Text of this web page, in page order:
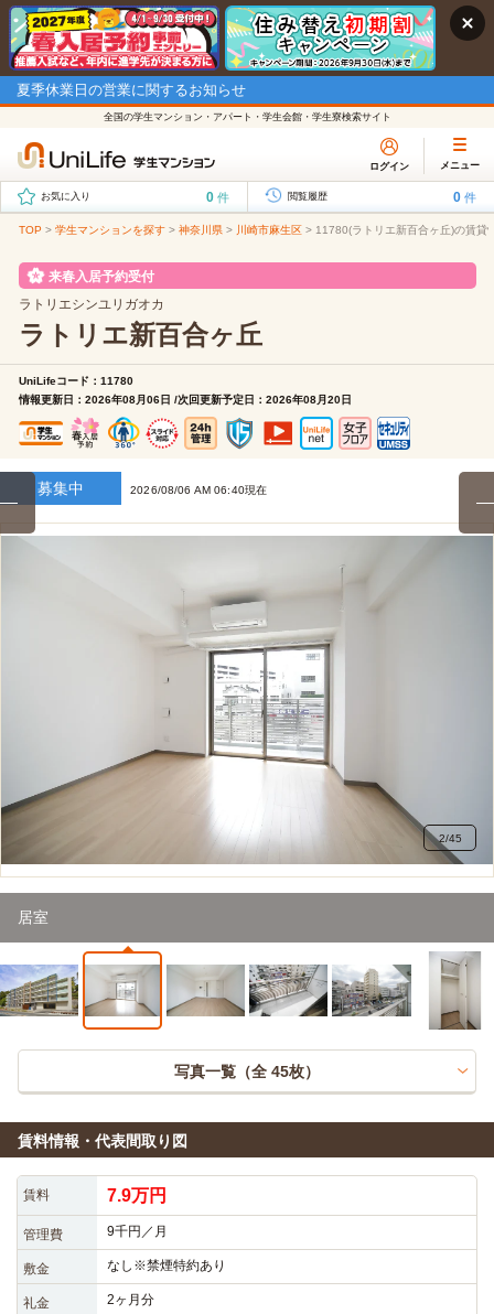
夏季休業日の営業に関するお知らせ
全国の学生マンション・アパート・学生会館・学生寮検索サイト
ログイン メニュー
お気に入り 0 件 閲覧履歴 0 件
TOP > 学生マンションを探す > 神奈川県 > 川崎市麻生区 > 11780(ラトリエ新百合ヶ丘)の賃貸
来春入居予約受付
ラトリエシンユリガオカ
ラトリエ新百合ヶ丘
UniLifeコード：11780
情報更新日：2026年08月06日 /次回更新予定日：2026年08月20日
募集中 2026/08/06 AM 06:40現在
居室
2/45
写真一覧（全 45枚）
賃料情報・代表間取り図
賃料 7.9万円
管理費 9千円／月
敷金 なし※禁煙特約あり
礼金 2ヶ月分